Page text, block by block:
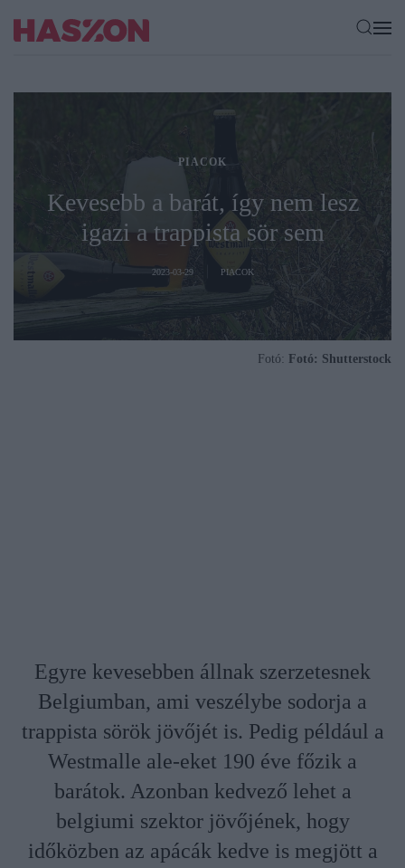
PIACOK
Kevesebb a barát, így nem lesz
igazi a trappista sör sem
2023-03-29 PIACOK
Fotó: Fotó: Shutterstock
Egyre kevesebben állnak szerzetesnek
Belgiumban, ami veszélybe sodorja a
trappista sörök jövőjét is. Pedig például a
Westmalle ale-eket 190 éve főzik a
barátok. Azonban kedvező lehet a
belgiumi szektor jövőjének, hogy
időközben az apácák kedve is megjött a